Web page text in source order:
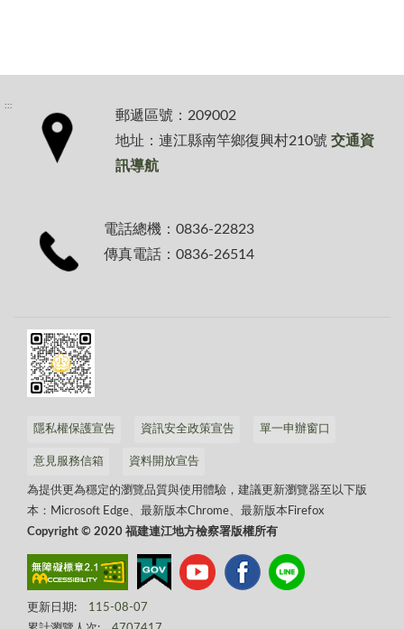
:::
郵遞區號：209002
地址：連江縣南竿鄉復興村210號 交通資
訊導航
電話總機：0836-22823
傳真電話：0836-26514
隱私權保護宣告 資訊安全政策宣告 單一申辦窗口
意見服務信箱 資料開放宣告
為提供更為穩定的瀏覽品質與使用體驗，建議更新瀏覽器至以下版
本：Microsoft Edge、最新版本Chrome、最新版本Firefox
Copyright © 2020 福建連江地方檢察署版權所有
更新日期:
115-08-07